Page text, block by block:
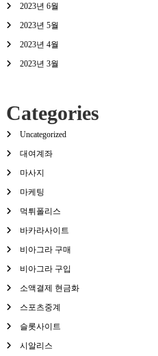
2023년 6월
2023년 5월
2023년 4월
2023년 3월
Categories
Uncategorized
대여계좌
마사지
마케팅
먹튀폴리스
바카라사이트
비아그라 구매
비아그라 구입
소액결제 현금화
스포츠중계
슬롯사이트
시알리스